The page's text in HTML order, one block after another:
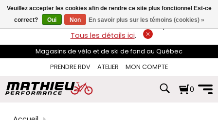
flèches
haut
et
pour
sélectionner
disponible.
Appuyez
pour
LIVRAISON GRATUITEsur les commandes de plus de 74$*.
Tous les détails ici.
Magasins de vélo et de ski de fond au Québec
PRENDRE RDV
ATELIER MON COMPTE
0
Veuillez accepter les cookies afin de rendre ce site plus fonctionnel Est-ce
correct?
Oui Non En savoir plus sur les témoins (cookies) »